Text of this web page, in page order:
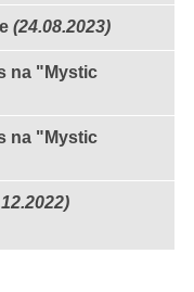
(24.08.2023)
na "Mystic
na "Mystic